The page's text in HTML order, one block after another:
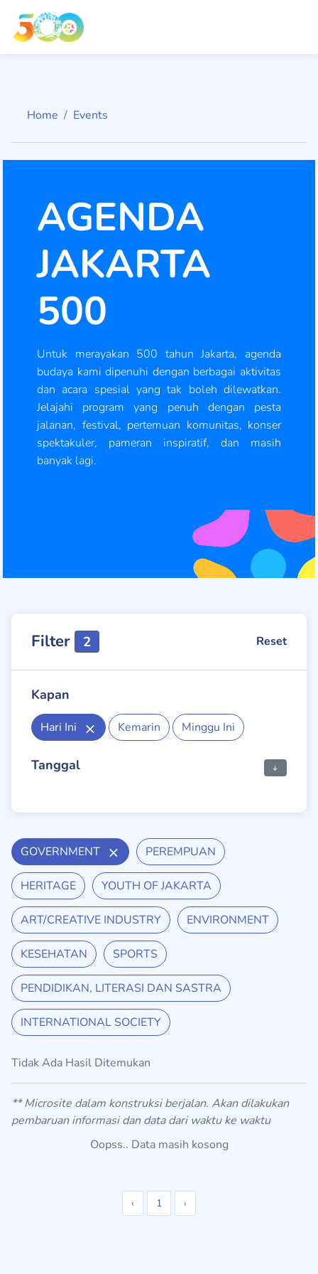
Home Events
AGENDA
JAKARTA
500
Untuk merayakan 500 tahun Jakarta, agenda
budaya kami dipenuhi dengan berbagai aktivitas
dan acara spesial yang tak boleh dilewatkan.
Jelajahi program yang penuh dengan pesta
jalanan, festival, pertemuan komunitas, konser
spektakuler, pameran inspiratif, dan masih
banyak lagi.
Filter 2 Reset
Kapan
Hari Ini Kemarin Minggu Ini
Tanggal
GOVERNMENT PEREMPUAN
HERITAGE YOUTH OF JAKARTA
ART/CREATIVE INDUSTRY ENVIRONMENT
KESEHATAN SPORTS
PENDIDIKAN, LITERASI DAN SASTRA
INTERNATIONAL SOCIETY
Tidak Ada Hasil Ditemukan
** Microsite dalam konstruksi berjalan. Akan dilakukan
pembaruan informasi dan data dari waktu ke waktu
Oopss.. Data masih kosong
‹ 1 ›